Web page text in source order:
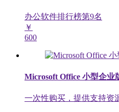
办公软件排行榜第9名
￥
600
Microsoft Office 小型企业
一次性购买，提供支持资